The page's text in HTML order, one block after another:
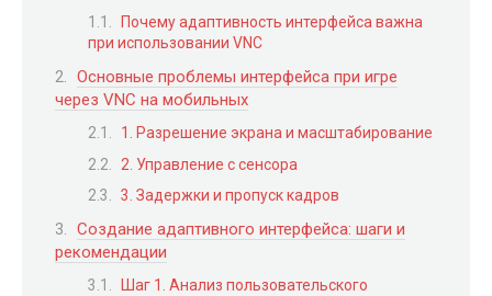
Почему адаптивность интерфейса важна
при использовании VNC
Основные проблемы интерфейса при игре
через VNC на мобильных
1. Разрешение экрана и масштабирование
2. Управление с сенсора
3. Задержки и пропуск кадров
Создание адаптивного интерфейса: шаги и
рекомендации
Шаг 1. Анализ пользовательского